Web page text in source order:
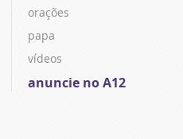
orações
papa
vídeos
anuncie no A12